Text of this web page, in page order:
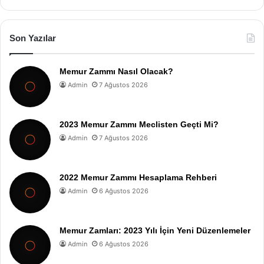
Son Yazılar
Memur Zammı Nasıl Olacak?
Admin 7 Ağustos 2026
2023 Memur Zammı Meclisten Geçti Mi?
Admin 7 Ağustos 2026
2022 Memur Zammı Hesaplama Rehberi
Admin 6 Ağustos 2026
Memur Zamları: 2023 Yılı İçin Yeni Düzenlemeler
Admin 6 Ağustos 2026